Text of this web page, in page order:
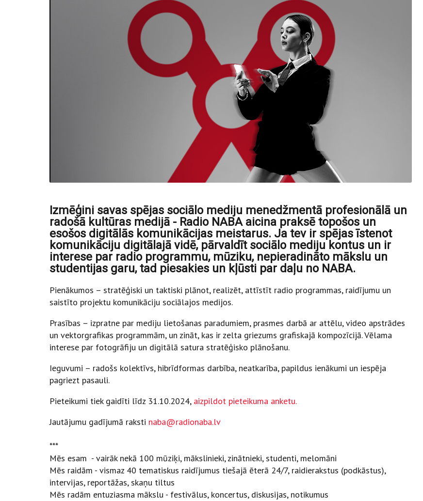
Izmēģini savas spējas sociālo mediju menedžmentā profesionālā un
radošā kultūras medijā - Radio NABA aicina praksē topošos un
esošos digitālās komunikācijas meistarus. Ja tev ir spējas īstenot
komunikāciju digitālajā vidē, pārvaldīt sociālo mediju kontus un ir
interese par radio programmu, mūziku, nepieradināto mākslu un
studentijas garu, tad piesakies un kļūsti par daļu no NABA.
Pienākumos – stratēģiski un taktiski plānot, realizēt, attīstīt radio programmas, raidījumu un
saistīto projektu komunikāciju sociālajos medijos.
Prasības – izpratne par mediju lietošanas paradumiem, prasmes darbā ar attēlu, video apstrādes
un vektorgrafikas programmām, un zināt, kas ir zelta griezums grafiskajā kompozīcijā. Vēlama
interese par fotogrāfiju un digitālā satura stratēģisko plānošanu.
Ieguvumi – radošs kolektīvs, hibrīdformas darbība, neatkarība, papildus ienākumi un iespēja
pagriezt pasauli.
Pieteikumi tiek gaidīti līdz 31.10.2024, aizpildot pieteikuma anketu.
Jautājumu gadījumā raksti naba@radionaba.lv
***
Mēs esam - vairāk nekā 100 mūziķi, mākslinieki, zinātnieki, studenti, melomāni
Mēs raidām - vismaz 40 tematiskus raidījumus tiešajā ēterā 24/7, raidierakstus (podkāstus),
intervijas, reportāžas, skaņu tiltus
Mēs radām entuziasma mākslu - festivālus, koncertus, diskusijas, notikumus